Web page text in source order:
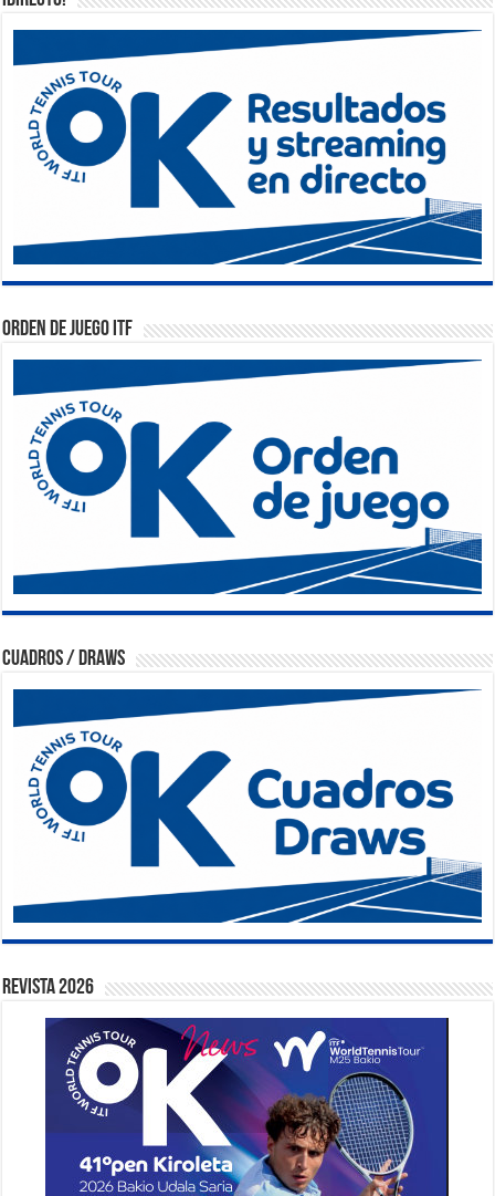
Orden de Juego ITF
Cuadros / Draws
Revista 2026